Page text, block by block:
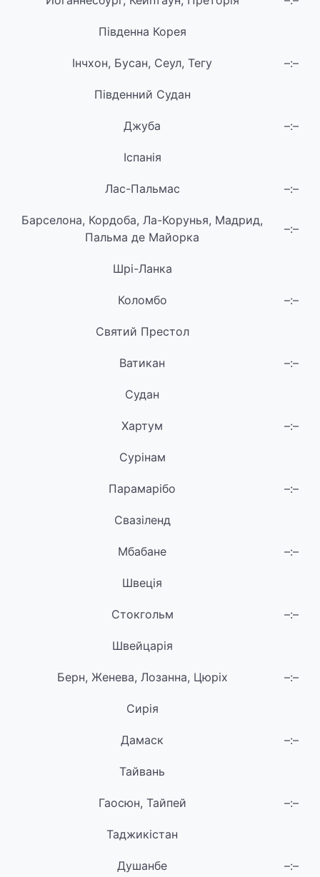
Південна Корея
Інчхон, Бусан, Сеул, Тегу –:–
Південний Судан
Джуба –:–
Іспанія
Лас-Пальмас –:–
Барселона, Кордоба, Ла-Корунья, Мадрид,
Пальма де Майорка
–:–
Шрі-Ланка
Коломбо –:–
Святий Престол
Ватикан –:–
Судан
Хартум –:–
Сурінам
Парамарібо –:–
Свазіленд
Мбабане –:–
Швеція
Стокгольм –:–
Швейцарія
Берн, Женева, Лозанна, Цюріх –:–
Сирія
Дамаск –:–
Тайвань
Гаосюн, Тайпей –:–
Таджикістан
Душанбе –:–